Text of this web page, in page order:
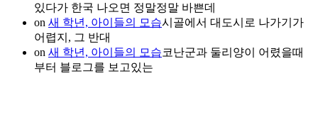
있다가 한국 나오면 정말정말 바쁜데
on 새 학년, 아이들의 모습시골에서 대도시로 나가기가
어렵지, 그 반대
on 새 학년, 아이들의 모습코난군과 둘리양이 어렸을때
부터 블로그를 보고있는